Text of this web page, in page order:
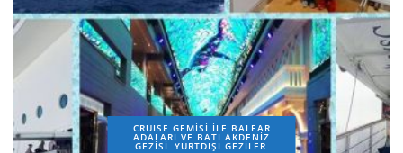
CRUISE GEMİSİ İLE BALEAR
ADALARI VE BATI AKDENİZ
GEZİSİ YURTDIŞI GEZILER